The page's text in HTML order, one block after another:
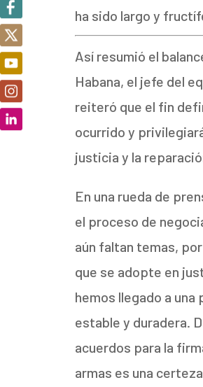
ha sido largo y
Así resumió el
Habana, el jefe del
reiteró que el fin
ocurrido y
justicia y la
En una rueda de
el proceso de
aún faltan temas,
que se adopte en
hemos llegado a
estable y duradera.
acuerdos para la
armas es una